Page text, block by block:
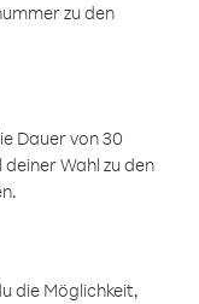
zu den
Dauer von 30
Wahl zu den
die Möglichkeit,